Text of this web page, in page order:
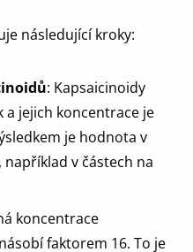
následující kroky:
: Kapsaicinoidy
a jejich koncentrace je
je hodnota v
v částech na
koncentrace
faktorem 16. To je